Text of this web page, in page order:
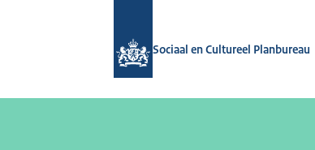
Sociaal en Cultureel Planbureau